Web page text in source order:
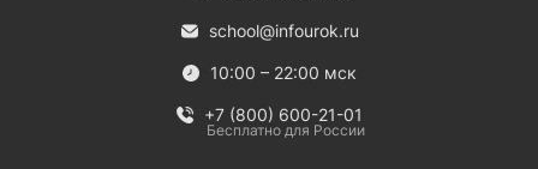
school@infourok.ru
10:00 – 22:00 мск
+7 (800) 600-21-01
Бесплатно для России